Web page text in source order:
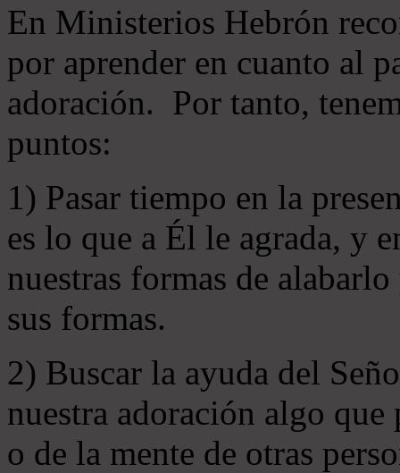
En Ministerios Hebrón
por aprender en cuanto al
adoración. Por tanto,
puntos:
1) Pasar tiempo en la
es lo que a Él le agrada, y
nuestras formas de
sus formas.
2) Buscar la ayuda del
nuestra adoración algo
o de la mente de otras